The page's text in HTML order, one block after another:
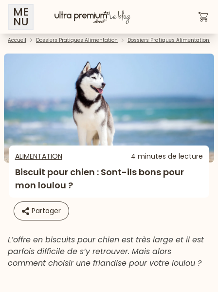
ME
NU
Accueil Dossiers Pratiques Alimentation Dossiers Pratiques Alimentation -
ALIMENTATION 4 minutes de lecture
Biscuit pour chien : Sont-ils bons pour
mon loulou ?
Partager
L’offre en biscuits pour chien est très large et il est
parfois difficile de s’y retrouver. Mais alors
comment choisir une friandise pour votre loulou ?